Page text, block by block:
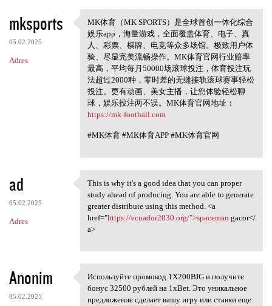
mksports
05.02.2025
Adres
MK体育（MK SPORTS
MK体育（MK SPORTS）是全球首创一体化综合
娱乐app，海量游戏，全面覆盖体育、电子、真
人、彩票、棋牌、电竞等众多场馆。极致用户体
验、尽显完美流畅操作。MK体育官网行业赔率
最高，平均每月50000场滚球投注，体育投注玩
法超过2000种，零时差的无缝接轨滚球赛事轻松
投注。更有动画、美女主播，让您体验轻松聊
球，娱乐投注两不误。MK体育官网地址：
https://mk-football.com
#MK体育 #MK体育APP #MK体育官网
ad
05.02.2025
Adres
This is why it's a good idea
This is why it's a good idea that you can proper
study ahead of producing. You are able to generate
greater distribute using this method. <a
href="https://ecuador2030.org/">spaceman gacor</
a>
Anonim
05.02.2025
Используйте промокод 1X200BIG
Используйте промокод 1X200BIG и получите
бонус 32500 рублей на 1xBet. Это уникальное
предложение сделает вашу игру или ставки еще